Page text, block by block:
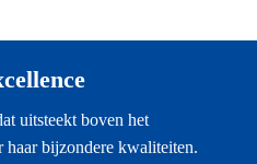
uitsteekt boven het
haar bijzondere kwaliteiten.